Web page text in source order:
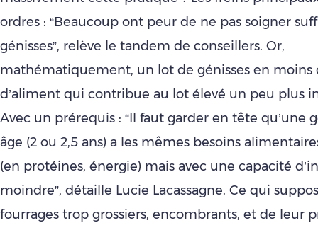
ordres : “Beaucoup ont peur de ne pas soigner
génisses”, relève le tandem de conseillers. Or,
mathématiquement, un lot de génisses en moins
d’aliment qui contribue au lot élevé un peu plus
Avec un prérequis : “Il faut garder en tête qu’une
âge (2 ou 2,5 ans) a les mêmes besoins
(en protéines, énergie) mais avec une capacité
moindre”, détaille Lucie Lacassagne. Ce qui
fourrages trop grossiers, encombrants, et de leur